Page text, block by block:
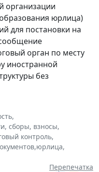
организации
юрлица)
для постановки на
орган по месту
иностранной
без
,
сборы, взносы,
контроль,
,юрлица,
Перепечатка